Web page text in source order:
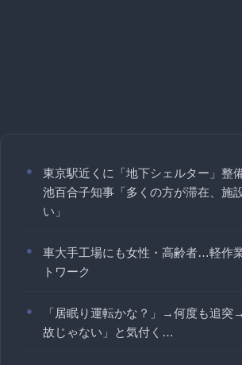
東京駅近くに「地下シェルター」整
池百合子知事「多くの方が滞在、施
い」
車大手工場にも女性・高齢者…軽作
トワーク
「居眠り運転かな？」→何度も追突
故じゃない」と気付く…